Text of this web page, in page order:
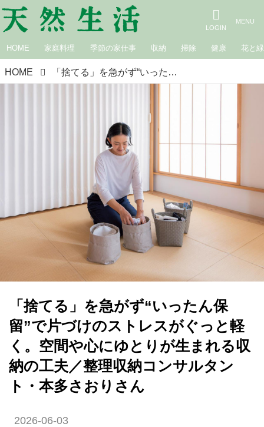
HOME 家庭料理 季節の家仕事 収納 掃除 健康 花と緑
HOME 「捨てる」を急がず“いったん保留”で片づけのストレスがぐっと軽く。空間や心にゆとりが生まれる収納の工夫／整理収納コンサルタント・本多さおりさん
「捨てる」を急がず“いったん保
留”で片づけのストレスがぐっと軽
く。空間や心にゆとりが生まれる収
納の工夫／整理収納コンサルタン
ト・本多さおりさん
2026-06-03